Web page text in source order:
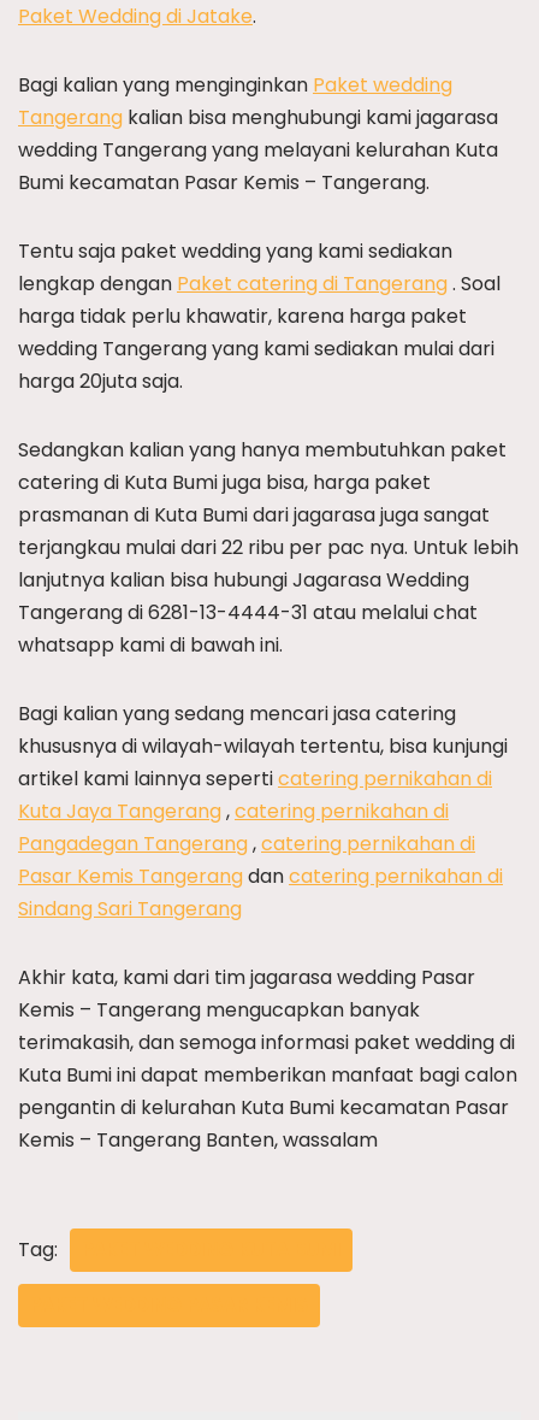
Paket Wedding di Jatake.
Bagi kalian yang menginginkan Paket wedding
Tangerang kalian bisa menghubungi kami jagarasa
wedding Tangerang yang melayani kelurahan Kuta
Bumi kecamatan Pasar Kemis – Tangerang.
Tentu saja paket wedding yang kami sediakan
lengkap dengan Paket catering di Tangerang. Soal
harga tidak perlu khawatir, karena harga paket
wedding Tangerang yang kami sediakan mulai dari
harga 20juta saja.
Sedangkan kalian yang hanya membutuhkan paket
catering di Kuta Bumi juga bisa, harga paket
prasmanan di Kuta Bumi dari jagarasa juga sangat
terjangkau mulai dari 22 ribu per pac nya. Untuk lebih
lanjutnya kalian bisa hubungi Jagarasa Wedding
Tangerang di 6281-13-4444-31 atau melalui chat
whatsapp kami di bawah ini.
Bagi kalian yang sedang mencari jasa catering
khususnya di wilayah-wilayah tertentu, bisa kunjungi
artikel kami lainnya seperticatering pernikahan di
Kuta Jaya Tangerang,catering pernikahan di
Pangadegan Tangerang,catering pernikahan di
Pasar Kemis Tangerangdancatering pernikahan di
Sindang Sari Tangerang
Akhir kata, kami dari tim jagarasa wedding Pasar
Kemis – Tangerang mengucapkan banyak
terimakasih, dan semoga informasi paket wedding di
Kuta Bumi ini dapat memberikan manfaat bagi calon
pengantin di kelurahan Kuta Bumi kecamatan Pasar
Kemis – Tangerang Banten, wassalam
Tag: